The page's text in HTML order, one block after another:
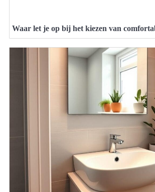
Waar let je op bij het kiezen van